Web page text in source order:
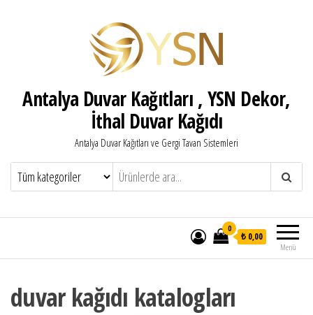
Antalya Duvar Kağıtları , YSN Dekor,
İthal Duvar Kağıdı
Antalya Duvar Kağıtları ve Gergi Tavan Sistemleri
Menü
0
₺ 0,00
duvar kağıdı katalogları